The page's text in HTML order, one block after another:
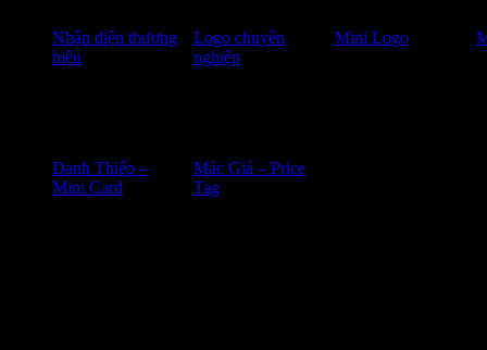
Nhận diện thương
hiệu
Logo chuyên
nghiệp
Mini Logo
Danh Thiếp –
Mini Card
Mác Giá – Price
Tag